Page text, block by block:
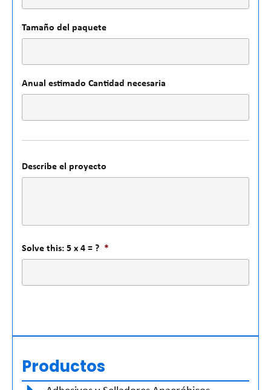
Tamaño del paquete
Anual estimado Cantidad necesaria
Describe el proyecto
Solve this: 5 x 4 = ? *
Productos